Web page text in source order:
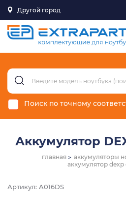
Другой город
Поиск по точному
Аккумулятор
главная аккумуляторы
аккумулятор dexp
Артикул: A016DS